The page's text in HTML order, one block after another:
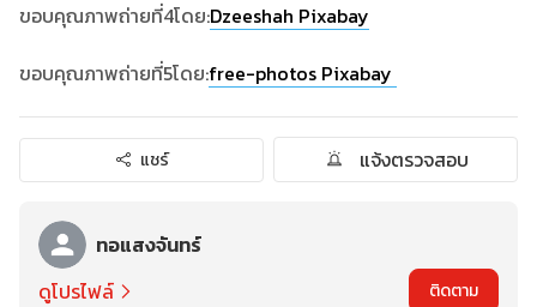
ขอบคุณภาพถ่ายที่4โดย:Dzeeshah Pixabay
ขอบคุณภาพถ่ายที่5โดย:free-photos Pixabay
แชร์ แจ้งตรวจสอบ
ทอแสงจันทร์
ดูโปรไฟล์
ติดตาม